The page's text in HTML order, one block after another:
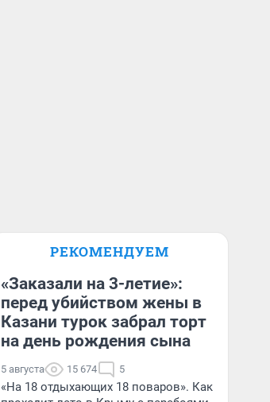
РЕКОМЕНДУЕМ
«Заказали на 3-летие»:
перед убийством жены в
Казани турок забрал торт
на день рождения сына
5 августа 15 674 5
«На 18 отдыхающих 18 поваров». Как